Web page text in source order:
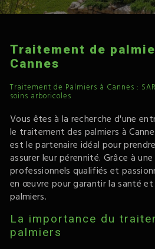
Traitement de
Cannes
Traitement de Palmiers à Cannes :
soins arboricoles
Vous êtes à la recherche d'une
le traitement des palmiers à
est le partenaire idéal pour
assurer leur pérennité. Grâce à
professionnels qualifiés et
en œuvre pour garantir la santé
palmiers.
La importance du
palmiers